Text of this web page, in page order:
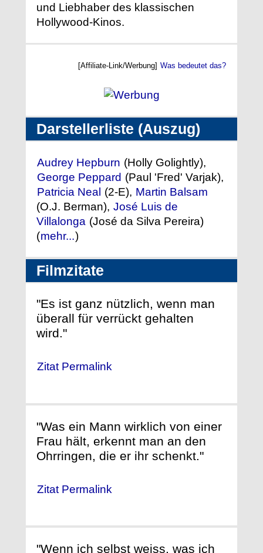
und Liebhaber des klassischen
Hollywood-Kinos.
[Affiliate-Link/Werbung] Was bedeutet das?
Darstellerliste (Auszug)
Audrey Hepburn (Holly Golightly),
George Peppard (Paul 'Fred' Varjak),
Patricia Neal (2-E), Martin Balsam
(O.J. Berman), José Luis de
Villalonga (José da Silva Pereira)
(mehr...)
Filmzitate
"Es ist ganz nützlich, wenn man
überall für verrückt gehalten
wird."
Zitat Permalink
"Was ein Mann wirklich von einer
Frau hält, erkennt man an den
Ohrringen, die er ihr schenkt."
Zitat Permalink
"Wenn ich selbst weiss, was ich